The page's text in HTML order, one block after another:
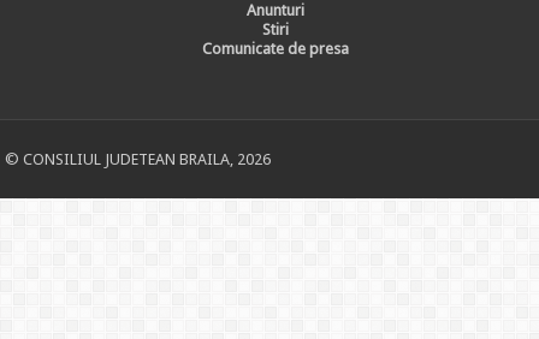
Anunturi
Stiri
Comunicate de presa
© CONSILIUL JUDETEAN BRAILA, 2026